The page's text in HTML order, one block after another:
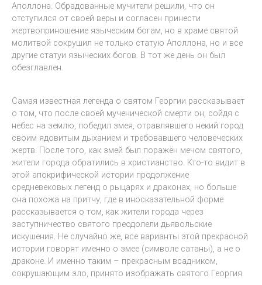
Аполлона. Обрадованные мучители решили, что он
отступился от своей веры и согласен принести
жертвоприношение языческим богам, но в храме святой
молитвой сокрушил не только статую Аполлона, но и все
другие статуи языческих богов. В тот же день он был
обезглавлен.
Самая известная легенда о святом Георгии рассказывает
о том, что после своей мученической смерти он, сойдя с
небес на землю, победил змея, отравлявшего некий город
своим ядовитым дыханием и требовавшего человеческих
жертв. После того, как змей был поражён мечом святого,
жители города обратились в христианство. Кто-то видит в
этой апокрифической истории продолжение
средневековых легенд о рыцарях и драконах, но больше
она похожа на притчу, где в иносказательной форме
рассказывается о том, как жители города через
заступничество святого преодолели дьявольские
искушения. Не случайно же, все варианты этой прекрасной
истории говорят именно о змее (символе сатаны), а не о
драконе. И именно таким – прекрасным всадником,
сокрушающим зло, принято изображать святого Георгия.